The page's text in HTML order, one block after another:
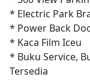
* Electric Park
* Power Back
* Kaca Film Iceu
* Buku Service,
Tersedia